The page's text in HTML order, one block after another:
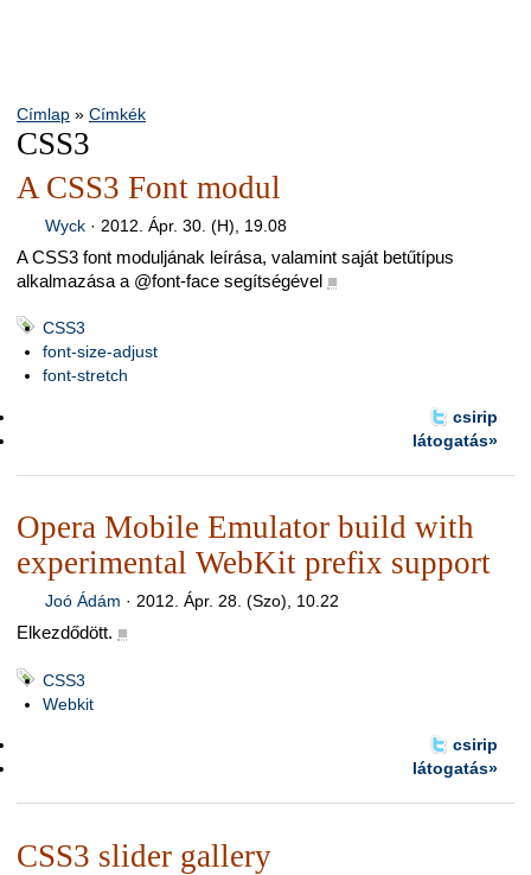
Címlap » Címkék
CSS3
A CSS3 Font modul
Wyck· 2012. Ápr. 30. (H), 19.08
A CSS3 font moduljának leírása, valamint saját betűtípus
alkalmazása a @font-face segítségével ■
CSS3
font-size-adjust
font-stretch
csirip
látogatás»
Opera Mobile Emulator build with
experimental WebKit prefix support
Joó Ádám · 2012. Ápr. 28. (Szo), 10.22
Elkezdődött. ■
CSS3
Webkit
csirip
látogatás»
CSS3 slider gallery